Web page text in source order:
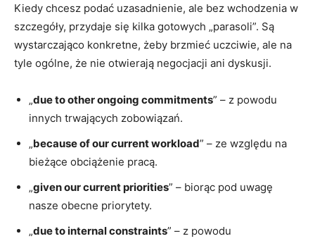
Kiedy chcesz podać uzasadnienie, ale bez wchodzenia w
szczegóły, przydaje się kilka gotowych „parasoli”. Są
wystarczająco konkretne, żeby brzmieć uczciwie, ale na
tyle ogólne, że nie otwierają negocjacji ani dyskusji.
„due to other ongoing commitments” – z powodu
innych trwających zobowiązań.
„because of our current workload” – ze względu na
bieżące obciążenie pracą.
„given our current priorities” – biorąc pod uwagę
nasze obecne priorytety.
„due to internal constraints” – z powodu